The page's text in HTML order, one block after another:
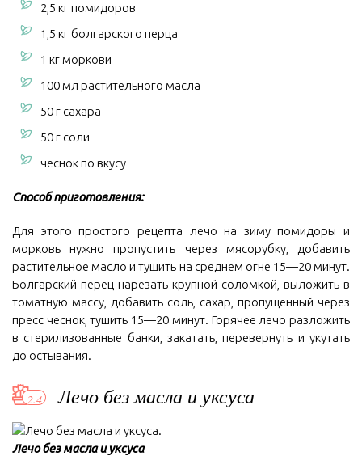
2,5 кг помидоров
1,5 кг болгарского перца
1 кг моркови
100 мл растительного масла
50 г сахара
50 г соли
чеснок по вкусу
Способ приготовления:
Для этого простого рецепта лечо на зиму помидоры и
морковь нужно пропустить через мясорубку, добавить
растительное масло и тушить на среднем огне 15—20 минут.
Болгарский перец нарезать крупной соломкой, выложить в
томатную массу, добавить соль, сахар, пропущенный через
пресс чеснок, тушить 15—20 минут. Горячее лечо разложить
в стерилизованные банки, закатать, перевернуть и укутать
до остывания.
Лечо без масла и уксуса
Лечо без масла и уксуса